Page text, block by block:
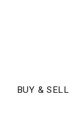
BUY & SELL